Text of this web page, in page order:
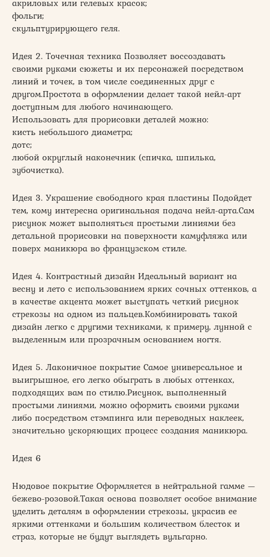
акриловых или гелевых красок;
фольги;
скульптурирующего геля.
Идея 2. Точечная техника Позволяет воссоздавать
своими руками сюжеты и их персонажей посредством
линий и точек, в том числе соединенных друг с
другом.Простота в оформлении делает такой нейл-арт
доступным для любого начинающего.
Использовать для прорисовки деталей можно:
кисть небольшого диаметра;
дотс;
любой округлый наконечник (спичка, шпилька,
зубочистка).
Идея 3. Украшение свободного края пластины Подойдет
тем, кому интересна оригинальная подача нейл-арта.Сам
рисунок может выполняться простыми линиями без
детальной прорисовки на поверхности камуфляжа или
поверх маникюра во французском стиле.
Идея 4. Контрастный дизайн Идеальный вариант на
весну и лето с использованием ярких сочных оттенков, а
в качестве акцента может выступать четкий рисунок
стрекозы на одном из пальцев.Комбинировать такой
дизайн легко с другими техниками, к примеру, лунной с
выделенным или прозрачным основанием ногтя.
Идея 5. Лаконичное покрытие Самое универсальное и
выигрышное, его легко обыграть в любых оттенках,
подходящих вам по стилю.Рисунок, выполненный
простыми линиями, можно оформить своими руками
либо посредством стэмпинга или переводных наклеек,
значительно ускоряющих процесс создания маникюра.
Идея 6
Нюдовое покрытие Оформляется в нейтральной гамме —
бежево-розовой.Такая основа позволяет особое внимание
уделить деталям в оформлении стрекозы, украсив ее
яркими оттенками и большим количеством блесток и
страз, которые не будут выглядеть вульгарно.